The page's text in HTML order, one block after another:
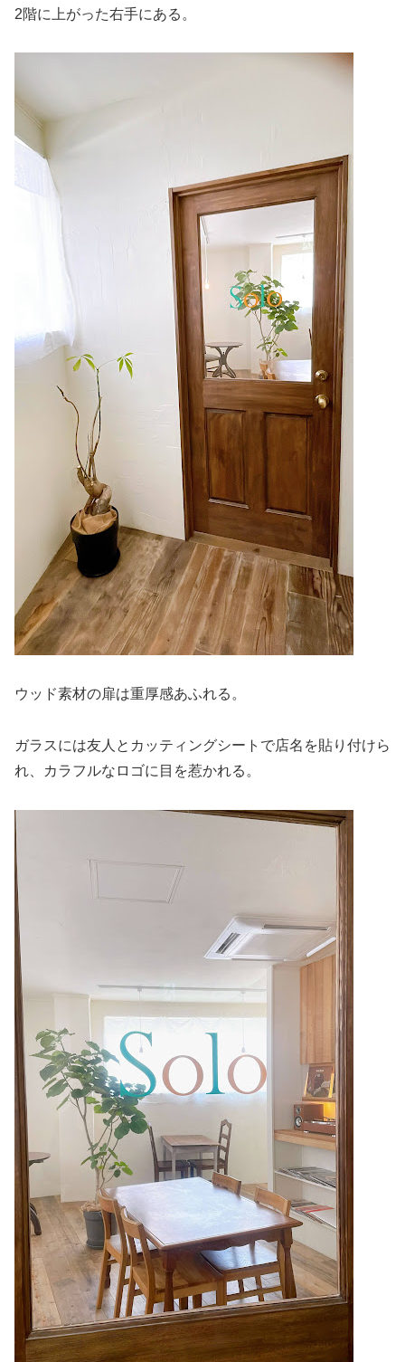
2階に上がった右手にある。
ウッド素材の扉は重厚感あふれる。
ガラスには友人とカッティングシートで店名を貼り付けら
れ、カラフルなロゴに目を惹かれる。